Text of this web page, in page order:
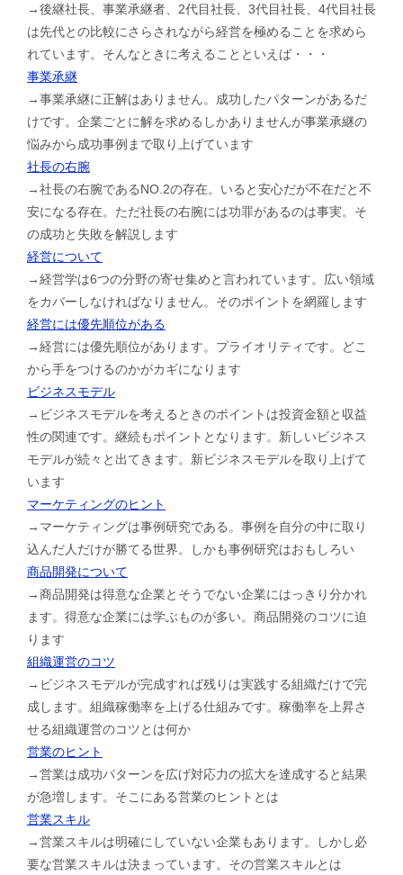
→後継社長、事業承継者、2代目社長、3代目社長、4代目社長
は先代との比較にさらされながら経営を極めることを求めら
れています。そんなときに考えることといえば・・・
事業承継
→事業承継に正解はありません。成功したパターンがあるだ
けです。企業ごとに解を求めるしかありませんが事業承継の
悩みから成功事例まで取り上げています
社長の右腕
→社長の右腕であるNO.2の存在。いると安心だが不在だと不
安になる存在。ただ社長の右腕には功罪があるのは事実。そ
の成功と失敗を解説します
経営について
→経営学は6つの分野の寄せ集めと言われています。広い領域
をカバーしなければなりません。そのポイントを網羅します
経営には優先順位がある
→経営には優先順位があります。プライオリティです。どこ
から手をつけるのかがカギになります
ビジネスモデル
→ビジネスモデルを考えるときのポイントは投資金額と収益
性の関連です。継続もポイントとなります。新しいビジネス
モデルが続々と出てきます。新ビジネスモデルを取り上げて
います
マーケティングのヒント
→マーケティングは事例研究である。事例を自分の中に取り
込んだ人だけが勝てる世界。しかも事例研究はおもしろい
商品開発について
→商品開発は得意な企業とそうでない企業にはっきり分かれ
ます。得意な企業には学ぶものが多い。商品開発のコツに迫
ります
組織運営のコツ
→ビジネスモデルが完成すれば残りは実践する組織だけで完
成します。組織稼働率を上げる仕組みです。稼働率を上昇さ
せる組織運営のコツとは何か
営業のヒント
→営業は成功パターンを広げ対応力の拡大を達成すると結果
が急増します。そこにある営業のヒントとは
営業スキル
→営業スキルは明確にしていない企業もあります。しかし必
要な営業スキルは決まっています。その営業スキルとは